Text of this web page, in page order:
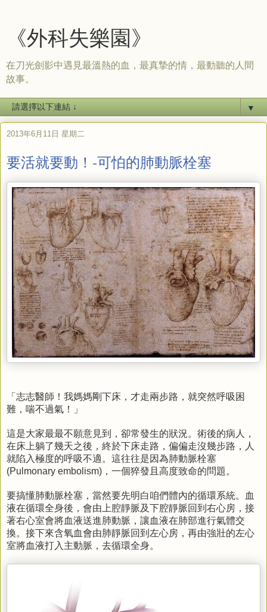
《外科失樂園》
在刀光劍影中遇見最溫熱的血，最真摯的情，最動聽的人間
故事。
▼
2013年6月11日 星期二
要活就要動！-可怕的肺動脈栓塞
「志志醫師！我媽媽剛下床，才走兩步路，就突然呼吸困
難，喘不過氣！」
這是大家最最不願意見到，卻常發生的狀況。術後的病人，
在床上躺了幾天之後，終於下床走路，偏偏走沒幾步路，人
就陷入極度的呼吸不適。這往往是因為肺動脈栓塞
(Pulmonary embolism) ，一個猝發且高度致命的問題。
要搞懂肺動脈栓塞，當然要先明白咱們體內的循環系統。血
液在循環全身後，會由上腔靜脈及下腔靜脈回到右心房，接
著右心室會將血液送進肺動脈，讓血液在肺部進行氣體交
換。接下來含氧血會由肺靜脈回到左心房，再由強壯的左心
室將血液打入主動脈，去循環全身。